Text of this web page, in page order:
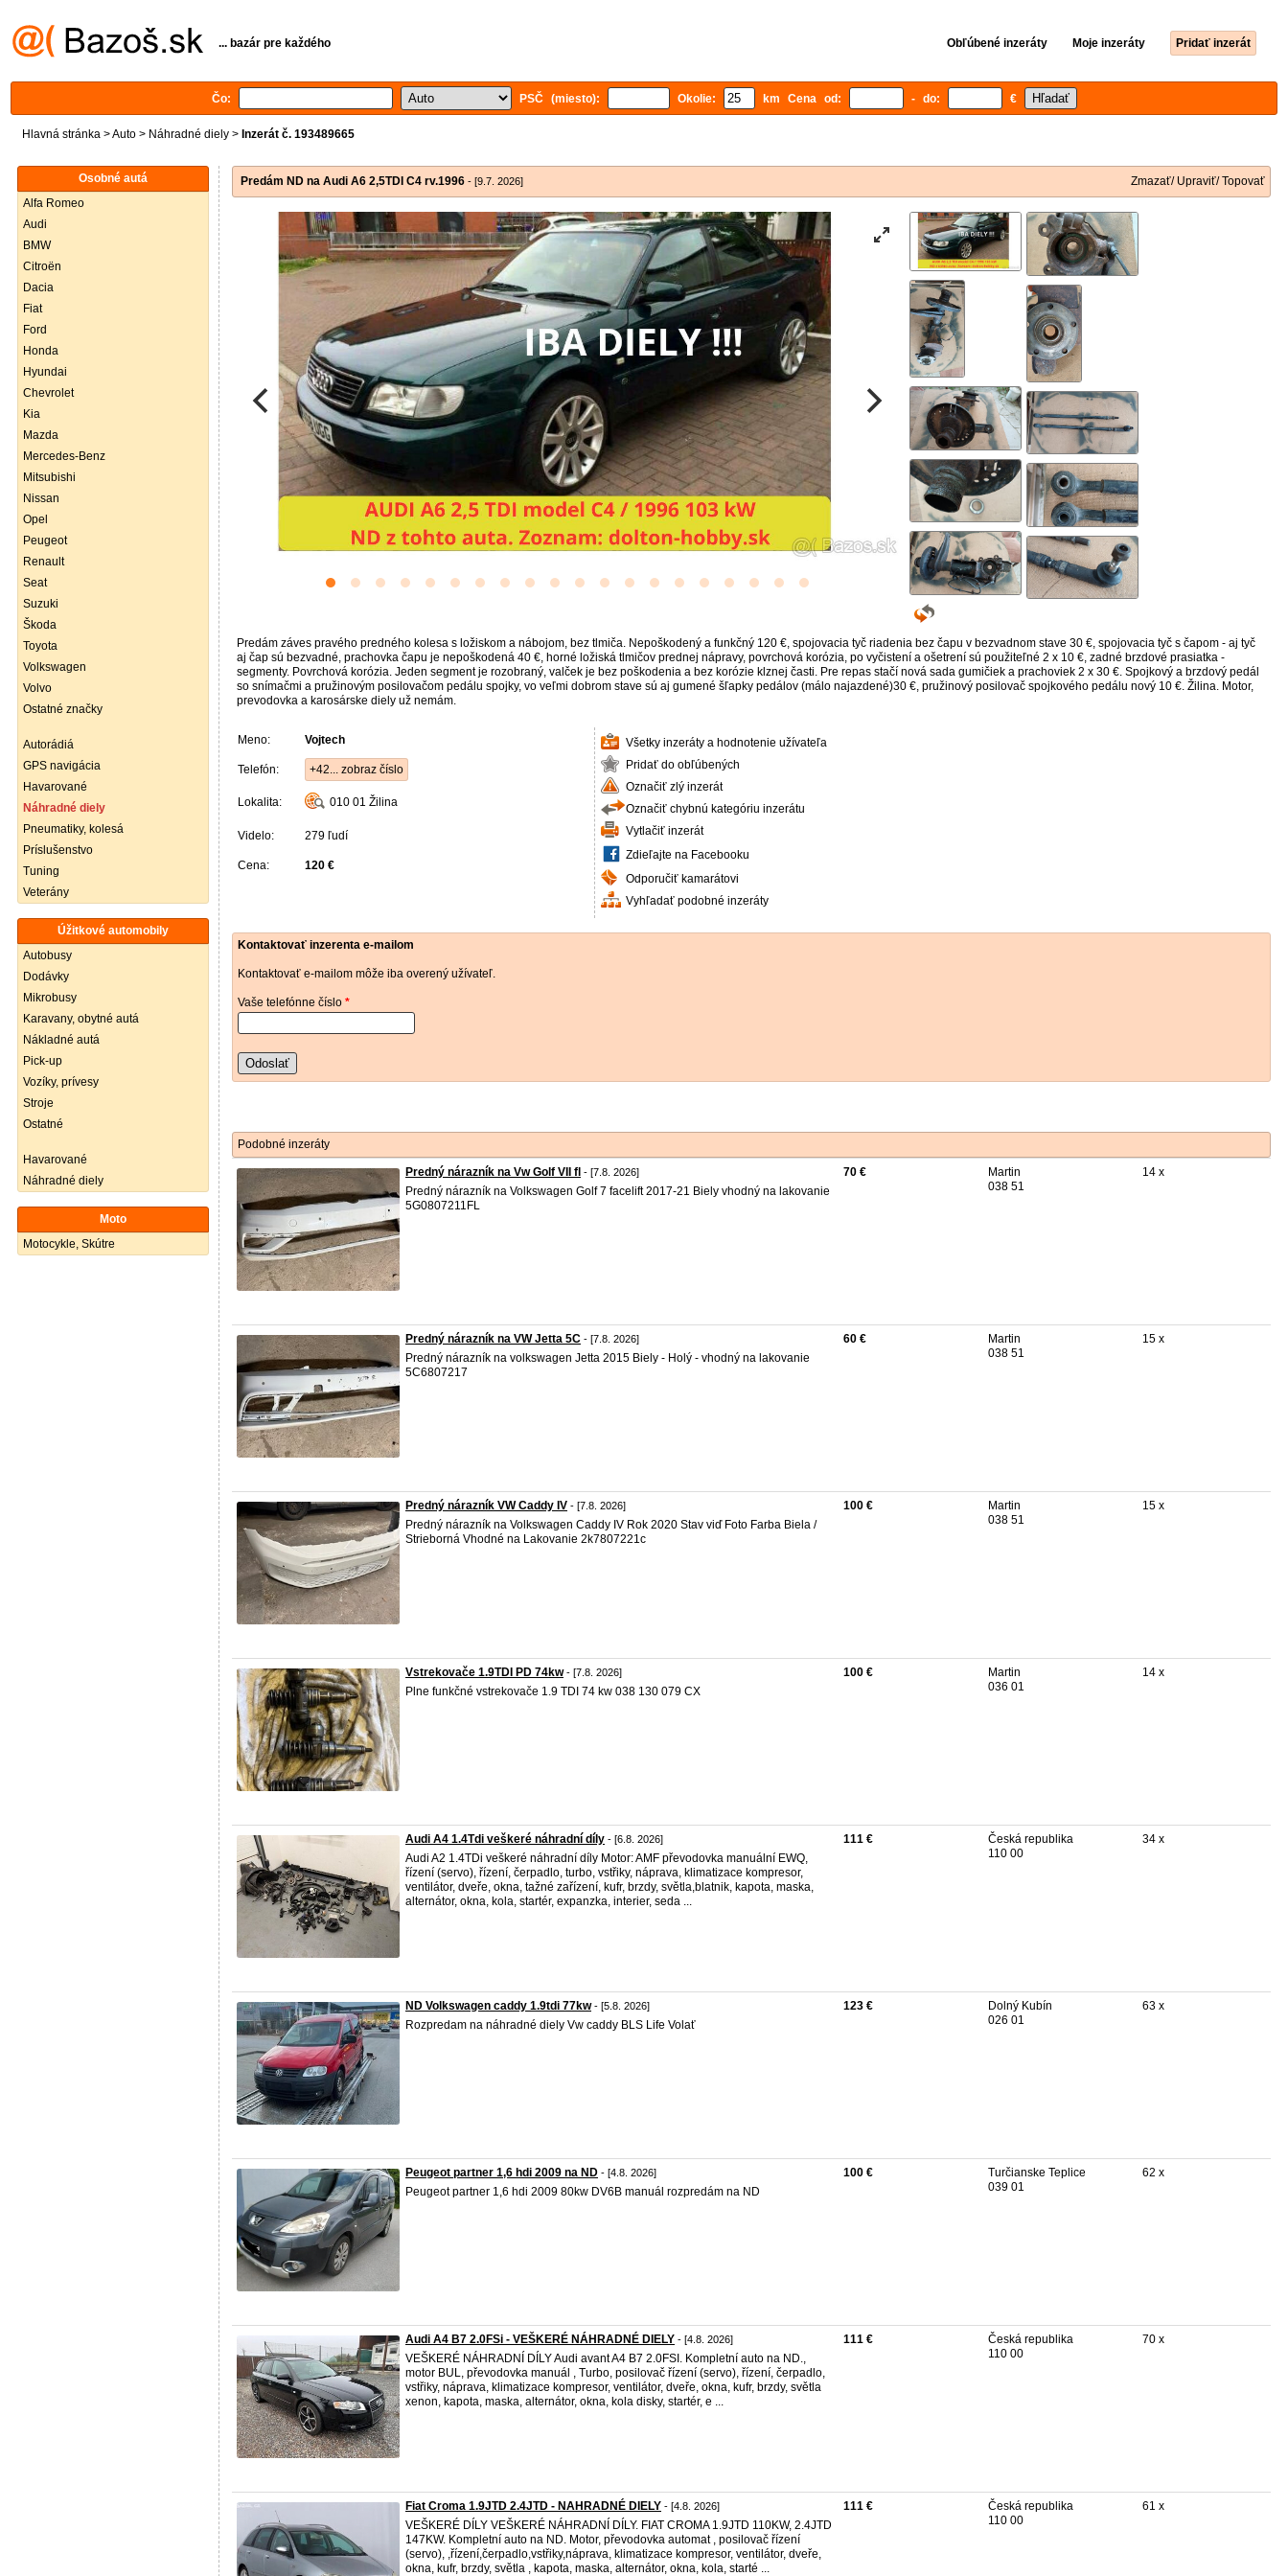
... bazár pre každého Obľúbené inzeráty Moje inzeráty Pridať inzerát
Čo: PSČ (miesto): Okolie: km Cena od: - do: €
Hlavná stránka >Auto > Náhradné diely > Inzerát č. 193489665
Osobné autá
Alfa Romeo
Audi
BMW
Citroën
Dacia
Fiat
Ford
Honda
Hyundai
Chevrolet
Kia
Mazda
Mercedes-Benz
Mitsubishi
Nissan
Opel
Peugeot
Renault
Seat
Suzuki
Škoda
Toyota
Volkswagen
Volvo
Ostatné značky
Autorádiá
GPS navigácia
Havarované
Náhradné diely
Pneumatiky, kolesá
Príslušenstvo
Tuning
Veterány
Úžitkové automobily
Autobusy
Dodávky
Mikrobusy
Karavany, obytné autá
Nákladné autá
Pick-up
Vozíky, prívesy
Stroje
Ostatné
Havarované
Náhradné diely
Moto
Motocykle, Skútre
Predám ND na Audi A6 2,5TDI C4 rv.1996 - [9.7. 2026] Zmazať/ Upraviť/ Topovať
Predám záves pravého predného kolesa s ložiskom a nábojom, bez tlmiča. Nepoškodený a funkčný 120 €, spojovacia tyč riadenia bez čapu v bezvadnom stave 30 €, spojovacia tyč s čapom - aj tyč
aj čap sú bezvadné, prachovka čapu je nepoškodená 40 €, horné ložiská tlmičov prednej nápravy, povrchová korózia, po vyčistení a ošetrení sú použiteľné 2 x 10 €, zadné brzdové prasiatka -
segmenty. Povrchová korózia. Jeden segment je rozobraný, valček je bez poškodenia a bez korózie klznej časti. Pre repas stačí nová sada gumičiek a prachoviek 2 x 30 €. Spojkový a brzdový pedál
so snímačmi a pružinovým posilovačom pedálu spojky, vo veľmi dobrom stave sú aj gumené šľapky pedálov (málo najazdené)30 €, pružinový posilovač spojkového pedálu nový 10 €. Žilina. Motor,
prevodovka a karosárske diely už nemám.
Meno: Vojtech
Telefón: +42... zobraz číslo
Lokalita: 010 01 Žilina
Videlo: 279 ľudí
Cena: 120 €
Všetky inzeráty a hodnotenie užívateľa
Pridať do obľúbených
Označiť zlý inzerát
Označiť chybnú kategóriu inzerátu
Vytlačiť inzerát
Zdieľajte na Facebooku
Odporučiť kamarátovi
Vyhľadať podobné inzeráty
Kontaktovať inzerenta e-mailom
Kontaktovať e-mailom môže iba overený užívateľ.
Vaše telefónne číslo *
Odoslať
Podobné inzeráty
Predný nárazník na Vw Golf VII fl - [7.8. 2026]
Predný nárazník na Volkswagen Golf 7 facelift 2017-21 Biely vhodný na lakovanie
5G0807211FL
70 €
Martin
038 51
14 x
Predný nárazník na VW Jetta 5C - [7.8. 2026]
Predný nárazník na volkswagen Jetta 2015 Biely - Holý - vhodný na lakovanie
5C6807217
60 €
Martin
038 51
15 x
Predný nárazník VW Caddy IV - [7.8. 2026]
Predný nárazník na Volkswagen Caddy IV Rok 2020 Stav viď Foto Farba Biela /
Strieborná Vhodné na Lakovanie 2k7807221c
100 €
Martin
038 51
15 x
Vstrekovače 1.9TDI PD 74kw- [7.8. 2026]
Plne funkčné vstrekovače 1.9 TDI 74 kw 038 130 079 CX
100 €
Martin
036 01
14 x
Audi A4 1.4Tdi veškeré náhradní díly - [6.8. 2026]
Audi A2 1.4TDi veškeré náhradní díly Motor: AMF převodovka manuální EWQ,
řízení (servo), řízení, čerpadlo, turbo, vstřiky, náprava, klimatizace kompresor,
ventilátor, dveře, okna, tažné zařízení, kufr, brzdy, světla,blatnik, kapota, maska,
alternátor, okna, kola, startér, expanzka, interier, seda ...
111 €
Česká republika
110 00
34 x
ND Volkswagen caddy 1.9tdi 77kw- [5.8. 2026]
Rozpredam na náhradné diely Vw caddy BLS Life Volať
123 €
Dolný Kubín
026 01
63 x
Peugeot partner 1,6 hdi 2009 na ND - [4.8. 2026]
Peugeot partner 1,6 hdi 2009 80kw DV6B manuál rozpredám na ND
100 €
Turčianske Teplice
039 01
62 x
Audi A4 B7 2.0FSi - VEŠKERÉ NÁHRADNÉ DIELY - [4.8. 2026]
VEŠKERÉ NÁHRADNÍ DÍLY Audi avant A4 B7 2.0FSI. Kompletní auto na ND.,
motor BUL, převodovka manuál , Turbo, posilovač řízení (servo), řízení, čerpadlo,
vstřiky, náprava, klimatizace kompresor, ventilátor, dveře, okna, kufr, brzdy, světla
xenon, kapota, maska, alternátor, okna, kola disky, startér, e ...
111 €
Česká republika
110 00
70 x
Fiat Croma 1.9JTD 2.4JTD - NAHRADNÉ DIELY - [4.8. 2026]
VEŠKERÉ DÍLY VEŠKERÉ NÁHRADNÍ DÍLY. FIAT CROMA 1.9JTD 110KW, 2.4JTD
147KW. Kompletní auto na ND. Motor, převodovka automat , posilovač řízení
(servo), ,řízení,čerpadlo,vstřiky,náprava, klimatizace kompresor, ventilátor, dveře,
okna, kufr, brzdy, světla , kapota, maska, alternátor, okna, kola, starté ...
111 €
Česká republika
110 00
61 x